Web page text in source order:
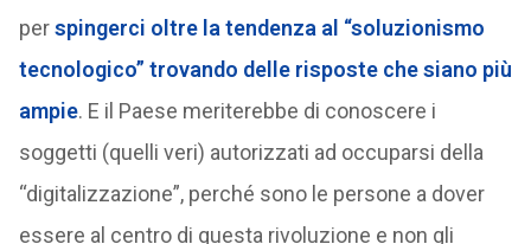
perspingerci oltre la tendenza al “soluzionismo
tecnologico” trovando delle risposte che siano più
ampie. E il Paese meriterebbe di conoscere i
soggetti (quelli veri) autorizzati ad occuparsi della
“digitalizzazione”, perché sono le persone a dover
essere al centro di questa rivoluzione e non gli